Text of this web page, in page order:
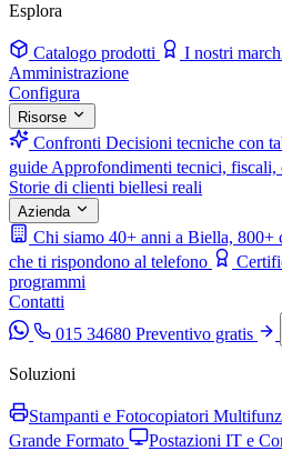
Esplora
Catalogo prodotti I nostri
Amministrazione
Configura
Risorse
Confronti Decisioni tecniche con
guide Approfondimenti tecnici, fiscali,
Storie di clienti biellesi reali
Azienda
Chi siamo 40+ anni a Biella, 800+
che ti rispondono al telefono
programmi
Contatti
015 34680 Preventivo gratis
Soluzioni
Stampanti e Fotocopiatori
Grande Formato
Postazioni IT e